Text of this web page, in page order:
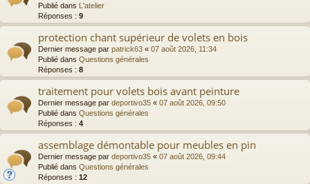
Publié dans L'atelier
Réponses : 9
protection chant supérieur de volets en bois
Dernier message par patrick63 « 07 août 2026, 11:34
Publié dans Questions générales
Réponses : 8
traitement pour volets bois avant peinture
Dernier message par deportivo35 « 07 août 2026, 09:50
Publié dans Questions générales
Réponses : 4
assemblage démontable pour meubles en pin
Dernier message par deportivo35 « 07 août 2026, 09:44
Publié dans Questions générales
Réponses : 12